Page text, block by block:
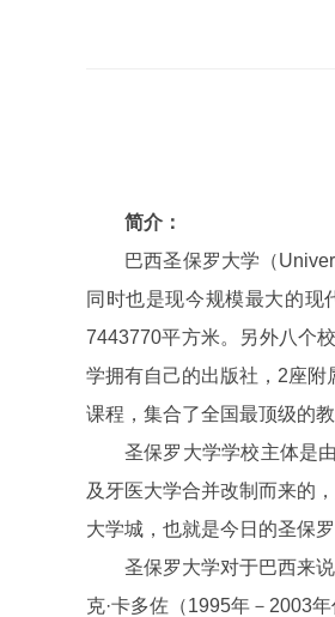
简介：
巴西圣保罗大学（
同时也是现今规模最大的现
7443770平方米。另外八个
学拥有自己的出版社，2座
课程，集合了全国最顶级的
圣保罗大学学校主体是
及牙医大学合并改制而来的
大学城，也就是今日的圣保罗
圣保罗大学对于巴西来
克·卡多佐（1995年－2003年